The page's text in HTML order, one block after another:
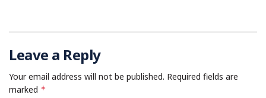
Leave a Reply
Your email address will not be published. Required fields are
marked *